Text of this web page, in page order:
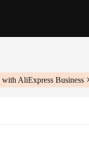
with AliExpress Business